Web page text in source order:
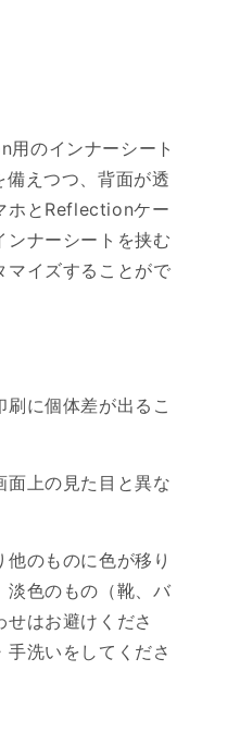
のインナーシート
えつつ、背面が透
ホとReflectionケー
ンナーシートを挟む
マイズすることがで
刷に個体差が出るこ
面上の見た目と異な
のものに色が移り
淡色のもの（靴、バ
せはお避けくださ
洗いをしてくださ